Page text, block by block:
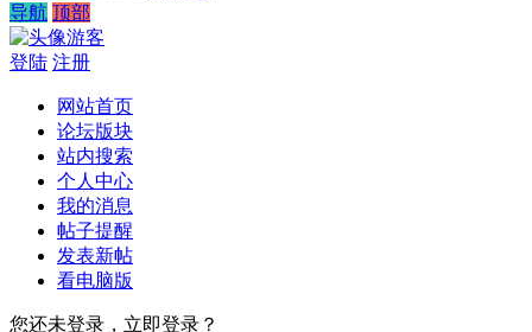
导航 顶部
游客
登陆 注册
网站首页
论坛版块
站内搜索
个人中心
我的消息
帖子提醒
发表新帖
看电脑版
您还未登录，立即登录？